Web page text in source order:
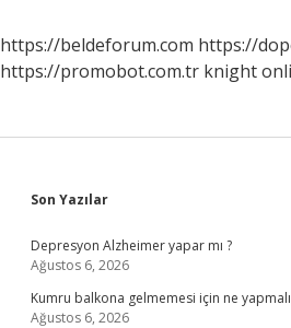
https://beldeforum.com https://
https://promobot.com.tr knight
Sidebar
Son Yazılar
Depresyon Alzheimer yapar mı ?
Ağustos 6, 2026
Kumru balkona gelmemesi için ne
Ağustos 6, 2026